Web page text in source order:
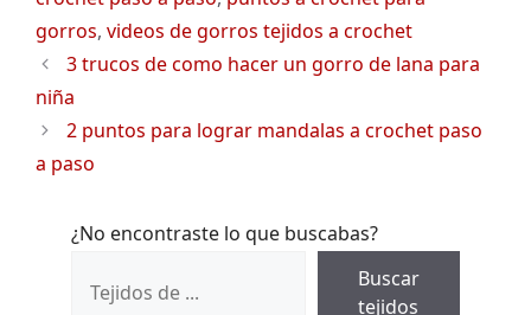
gorros, videos de gorros tejidos a crochet
3 trucos de como hacer un gorro de lana para
niña
2 puntos para lograr mandalas a crochet paso
a paso
¿No encontraste lo que buscabas?
Buscar
tejidos